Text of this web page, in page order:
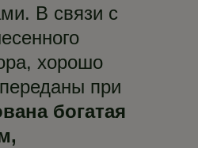
В связи с
хорошо
при
богатая